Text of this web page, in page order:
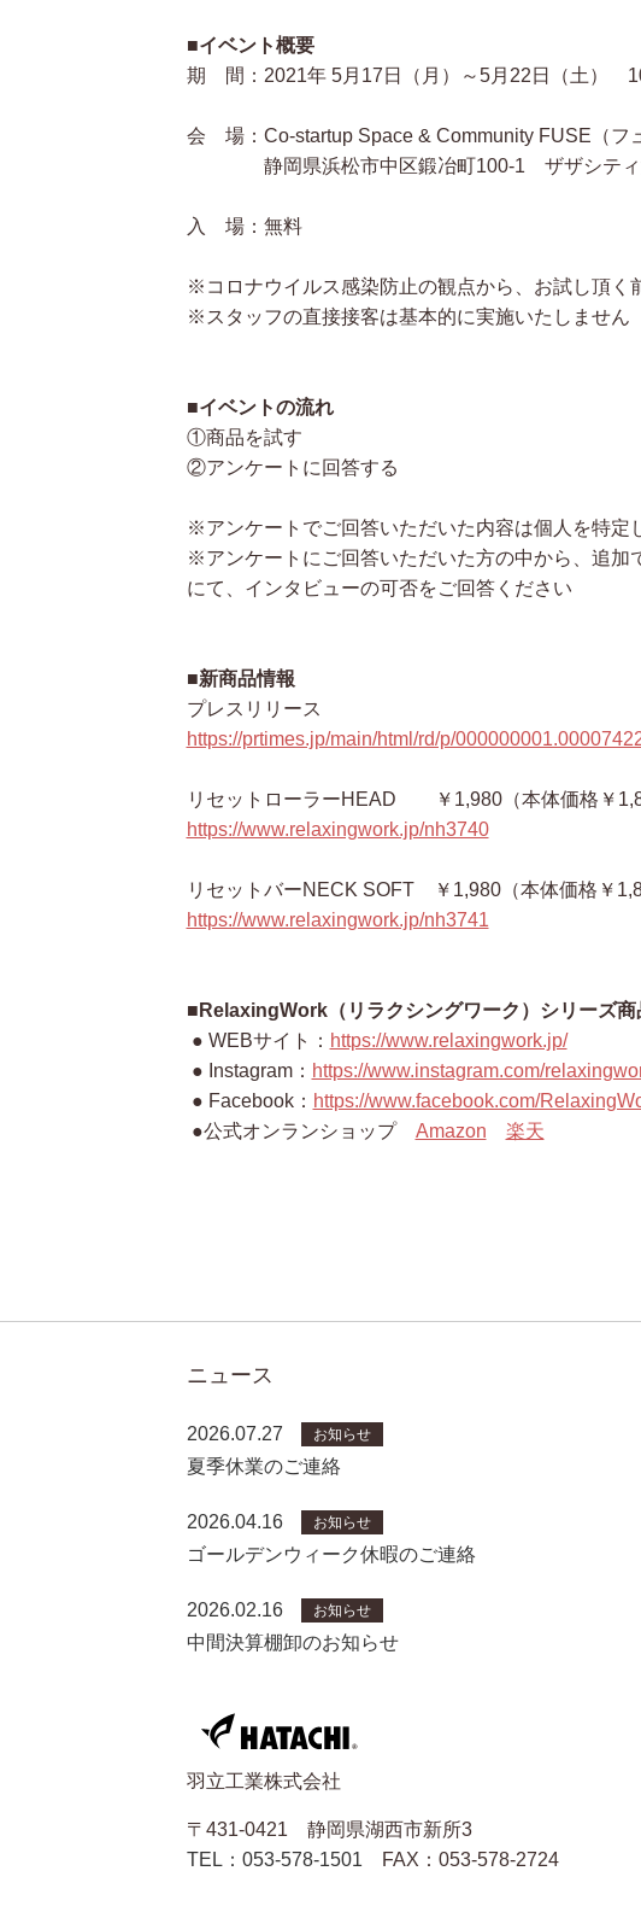
■イベント概要
期 間：2021年 5月17日（月）～5月22日（土）
会 場：Co-startup Space & Community FUSE（フ
静岡県浜松市中区鍛冶町100-1 ザザシティ
入 場：無料
※コロナウイルス感染防止の観点から、お試し頂く
※スタッフの直接接客は基本的に実施いたしません
■イベントの流れ
①商品を試す
②アンケートに回答する
※アンケートでご回答いただいた内容は個人を特定
※アンケートにご回答いただいた方の中から、追加
にて、インタビューの可否をご回答ください
■新商品情報
プレスリリース
https://prtimes.jp/main/html/rd/p/
リセットローラーHEAD ￥1,980（本体価格￥
https://www.relaxingwork.jp/nh3740
リセットバーNECK SOFT ￥1,980（本体価格￥
https://www.relaxingwork.jp/nh3741
■RelaxingWork（リラクシングワーク）シリーズ商
● WEBサイト： https://www.relaxingwork.jp/
● Instagram： https://www.instagram.com/
● Facebook： https://www.facebook.com/
●公式オンランショップ Amazon 楽天
ニュース
2026.07.27 お知らせ
夏季休業のご連絡
2026.04.16 お知らせ
ゴールデンウィーク休暇のご連絡
2026.02.16 お知らせ
中間決算棚卸のお知らせ
羽立工業株式会社
〒431-0421 静岡県湖西市新所3
TEL：053-578-1501 FAX：053-578-2724